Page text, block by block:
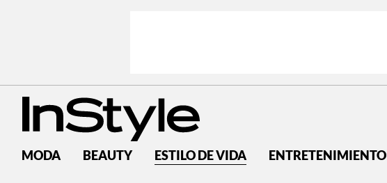
MODA BEAUTY ESTILO DE VIDA ENTRETENIMIENTO